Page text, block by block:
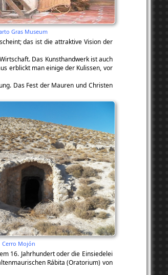
Gras Museum
das ist die attraktive Vision der
Das Kunsthandwerk ist auch
erblickt man einige der Kulissen, vor
Das Fest der Mauren und Christen
Cerro Mojón
16. Jahrhundert oder die Einsiedelei
Rábita (Oratorium) von